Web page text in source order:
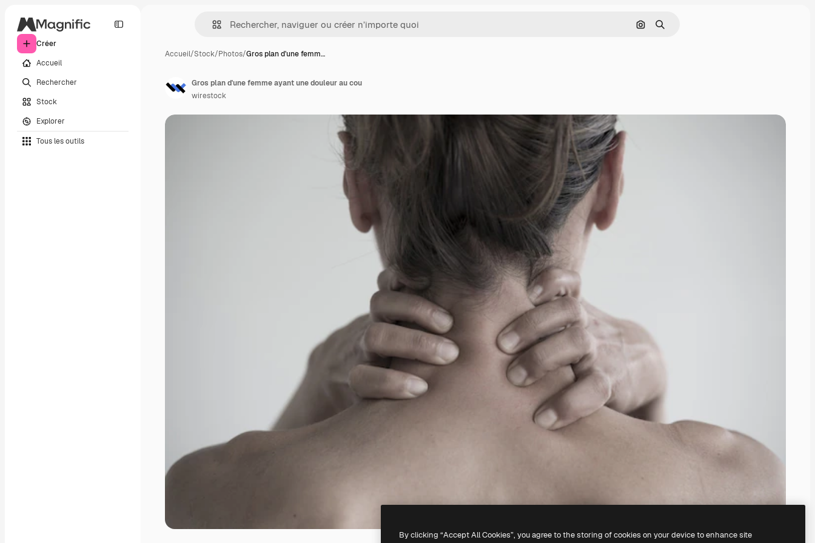
Créer
Accueil
Rechercher
Stock
Explorer
Tous les outils
Rechercher par image
Rechercher
Accueil/Stock/Photos/Gros plan d'une femm…
Gros plan d'une femme ayant une douleur au cou
wirestock
By clicking “Accept All Cookies”, you agree to the storing of cookies on your device to enhance site